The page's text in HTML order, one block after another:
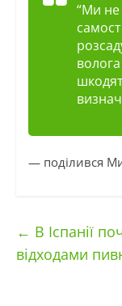
“Ми
— поділився
← В Іспанії
відходами